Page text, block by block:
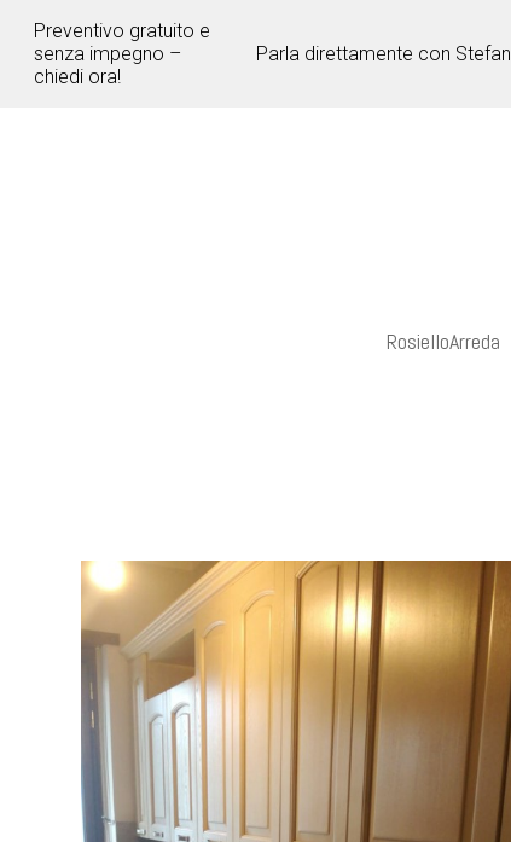
Passa
ai
contenuti
Preventivo gratuito e
senza impegno –
chiedi ora!
Parla direttamente con
RosielloArreda